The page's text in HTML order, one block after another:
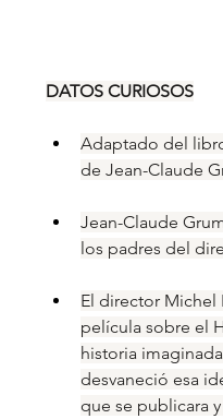
DATOS CURIOSOS
Adaptado del
de Jean-Claude
Jean-Claude
los padres del
El director Michel
película sobre el
historia
desvaneció esa
que se publicara